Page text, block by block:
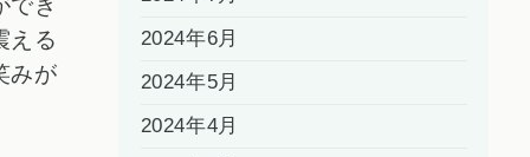
でき
える
みが
2024年6月
2024年5月
2024年4月